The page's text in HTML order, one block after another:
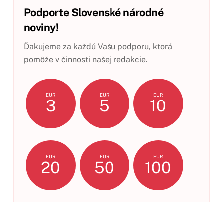
Podporte Slovenské národné
noviny!
Ďakujeme za každú Vašu podporu, ktorá
pomôže v činnosti našej redakcie.
EUR
3
EUR
5
EUR
10
EUR
20
EUR
50
EUR
100